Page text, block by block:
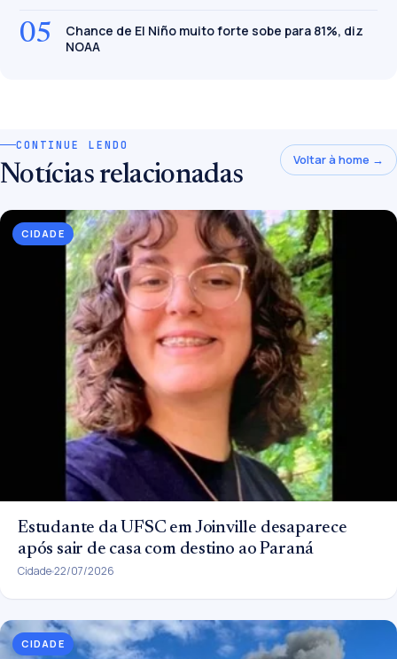
05
Chance de El Niño muito forte sobe para 81%, diz
NOAA
CONTINUE LENDO
Notícias relacionadas
Voltar à home →
CIDADE
Estudante da UFSC em Joinville desaparece
após sair de casa com destino ao Paraná
Cidade22/07/2026
CIDADE